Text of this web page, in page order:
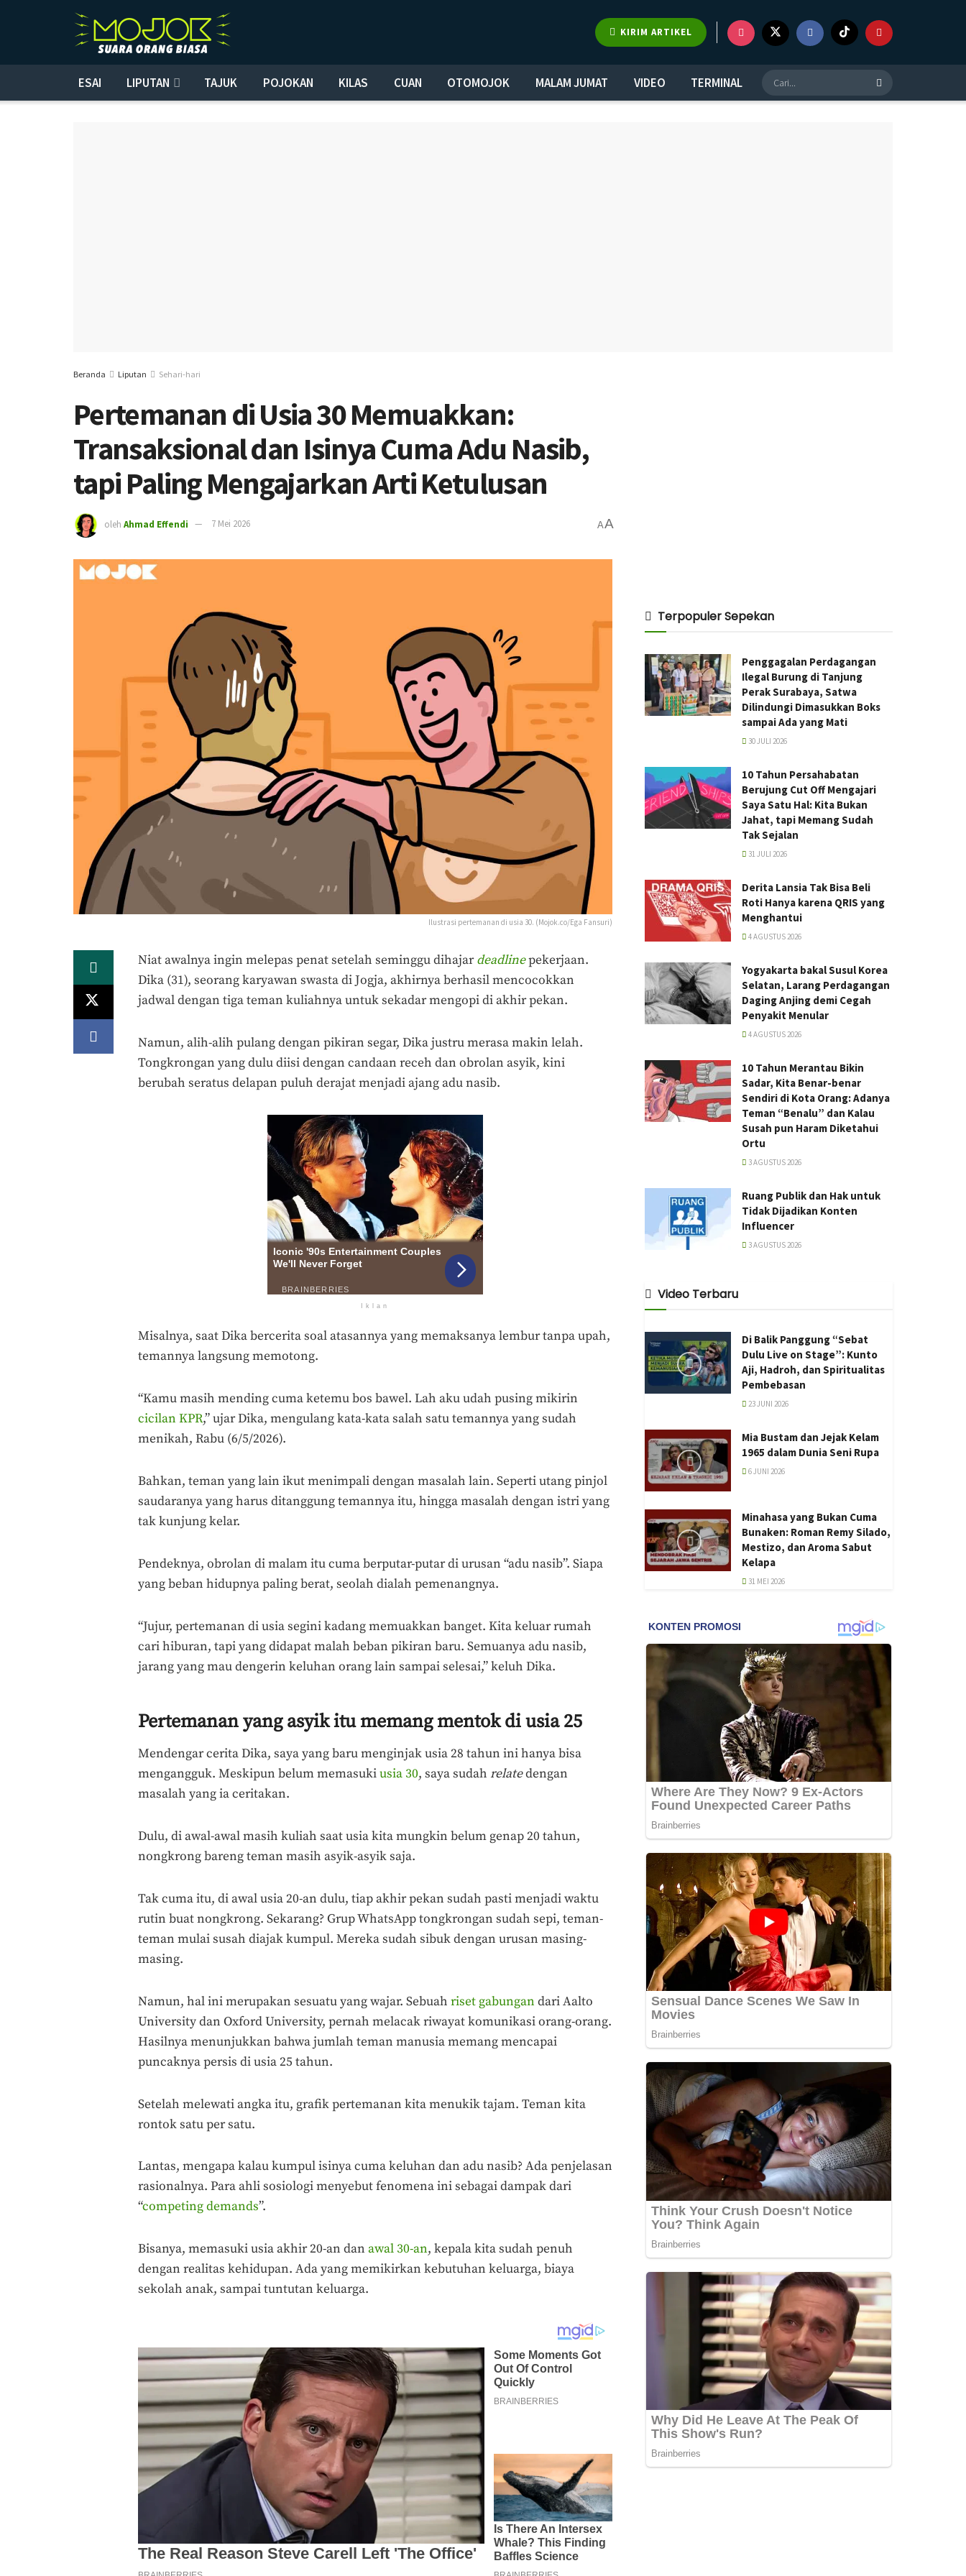
KIRIM ARTIKEL
ESAI LIPUTAN TAJUK POJOKAN KILAS CUAN OTOMOJOK MALAM JUMAT VIDEO TERMINAL
Beranda Liputan Sehari-hari
Pertemanan di Usia 30 Memuakkan:
Transaksional dan Isinya Cuma Adu Nasib,
tapi Paling Mengajarkan Arti Ketulusan
oleh Ahmad Effendi 7 Mei 2026 AA
Ilustrasi pertemanan di usia 30. (Mojok.co/Ega Fansuri)
Niat awalnya ingin melepas penat setelah seminggu dihajardeadlinepekerjaan.
Dika (31), seorang karyawan swasta di Jogja, akhirnya berhasil mencocokkan
jadwal dengan tiga teman kuliahnya untuk sekadar mengopi di akhir pekan.
Namun, alih-alih pulang dengan pikiran segar, Dika justru merasa makin lelah.
Tongkrongan yang dulu diisi dengan candaan receh dan obrolan asyik, kini
berubah seratus delapan puluh derajat menjadi ajang adu nasib.
Iklan
Misalnya, saat Dika bercerita soal atasannya yang memaksanya lembur tanpa upah,
temannya langsung memotong.
“Kamu masih mending cuma ketemu bos bawel. Lah aku udah pusing mikirin
cicilan KPR,” ujar Dika, mengulang kata-kata salah satu temannya yang sudah
menikah, Rabu (6/5/2026).
Bahkan, teman yang lain ikut menimpali dengan masalah lain. Seperti utang pinjol
saudaranya yang harus ditanggung temannya itu, hingga masalah dengan istri yang
tak kunjung kelar.
Pendeknya, obrolan di malam itu cuma berputar-putar di urusan “adu nasib”. Siapa
yang beban hidupnya paling berat, seolah dialah pemenangnya.
“Jujur, pertemanan di usia segini kadang memuakkan banget. Kita keluar rumah
cari hiburan, tapi yang didapat malah beban pikiran baru. Semuanya adu nasib,
jarang yang mau dengerin keluhan orang lain sampai selesai,” keluh Dika.
Pertemanan yang asyik itu memang mentok di usia 25
Mendengar cerita Dika, saya yang baru menginjak usia 28 tahun ini hanya bisa
mengangguk. Meskipun belum memasukiusia 30, saya sudah relatedengan
masalah yang ia ceritakan.
Dulu, di awal-awal masih kuliah saat usia kita mungkin belum genap 20 tahun,
nongkrong bareng teman masih asyik-asyik saja.
Tak cuma itu, di awal usia 20-an dulu, tiap akhir pekan sudah pasti menjadi waktu
rutin buat nongkrong. Sekarang? Grup WhatsApp tongkrongan sudah sepi, teman-
teman mulai susah diajak kumpul. Mereka sudah sibuk dengan urusan masing-
masing.
Namun, hal ini merupakan sesuatu yang wajar. Sebuah riset gabungan dari Aalto
University dan Oxford University, pernah melacak riwayat komunikasi orang-orang.
Hasilnya menunjukkan bahwa jumlah teman manusia memang mencapai
puncaknya persis di usia 25 tahun.
Setelah melewati angka itu, grafik pertemanan kita menukik tajam. Teman kita
rontok satu per satu.
Lantas, mengapa kalau kumpul isinya cuma keluhan dan adu nasib? Ada penjelasan
rasionalnya. Para ahli sosiologi menyebut fenomena ini sebagai dampak dari
“competing demands”.
Bisanya, memasuki usia akhir 20-an dan awal 30-an, kepala kita sudah penuh
dengan realitas kehidupan. Ada yang memikirkan kebutuhan keluarga, biaya
sekolah anak, sampai tuntutan keluarga.
Terpopuler Sepekan
Penggagalan Perdagangan
Ilegal Burung di Tanjung
Perak Surabaya, Satwa
Dilindungi Dimasukkan Boks
sampai Ada yang Mati
30 JULI 2026
10 Tahun Persahabatan
Berujung Cut Off Mengajari
Saya Satu Hal: Kita Bukan
Jahat, tapi Memang Sudah
Tak Sejalan
31 JULI 2026
Derita Lansia Tak Bisa Beli
Roti Hanya karena QRIS yang
Menghantui
4 AGUSTUS 2026
Yogyakarta bakal Susul Korea
Selatan, Larang Perdagangan
Daging Anjing demi Cegah
Penyakit Menular
4 AGUSTUS 2026
10 Tahun Merantau Bikin
Sadar, Kita Benar-benar
Sendiri di Kota Orang: Adanya
Teman “Benalu” dan Kalau
Susah pun Haram Diketahui
Ortu
3 AGUSTUS 2026
Ruang Publik dan Hak untuk
Tidak Dijadikan Konten
Influencer
3 AGUSTUS 2026
Video Terbaru
Di Balik Panggung “Sebat
Dulu Live on Stage”: Kunto
Aji, Hadroh, dan Spiritualitas
Pembebasan
23 JUNI 2026
Mia Bustam dan Jejak Kelam
1965 dalam Dunia Seni Rupa
6 JUNI 2026
Minahasa yang Bukan Cuma
Bunaken: Roman Remy Silado,
Mestizo, dan Aroma Sabut
Kelapa
31 MEI 2026